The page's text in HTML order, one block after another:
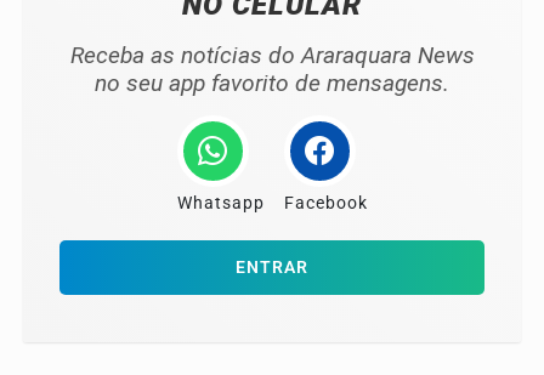
Receba as notícias do Araraquara News
no seu app favorito de mensagens.
Whatsapp Facebook
ENTRAR